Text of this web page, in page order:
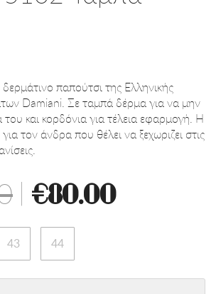
παπούτσι της Ελληνικής
Damiani. Σε ταμπά δέρμα για να μην
του και κορδόνια για τέλεια εφαρμογή. Η
τον άνδρα που θέλει να ξεχωριζει στις
€80.00
43 44